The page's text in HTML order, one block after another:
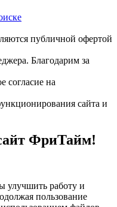
публичной офертой
Благодарим за
согласие на
сайта и
ФриТайм!
улучшить работу и
пользование